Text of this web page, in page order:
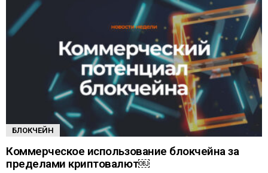
БЛОКЧЕЙН
Коммерческое использование блокчейна за
пределами криптовалют￼